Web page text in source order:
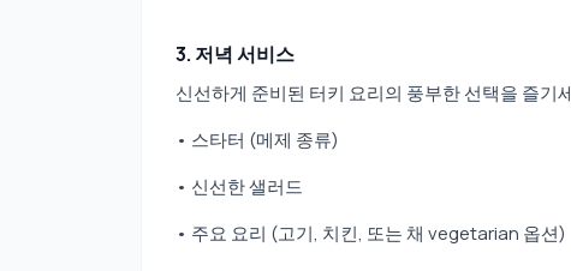
3. 저녁 서비스
신선하게 준비된 터키 요리의 풍부한 선택을 즐
• 스타터 (메제 종류)
• 신선한 샐러드
• 주요 요리 (고기, 치킨, 또는 채 vegetarian 옵션)